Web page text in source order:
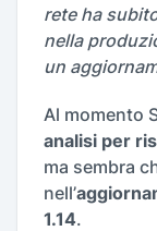
rete ha
nella
un
Al momento
analisi per
ma sembra
nell’
1.14.